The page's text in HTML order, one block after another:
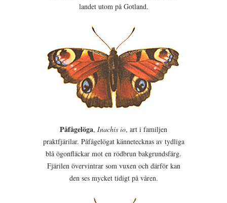
landet utom på Gotland.
Påfågelöga, Inachis io, art i familjen
praktfjärilar. Påfågelögat kännetecknas av tydliga
blå ögonfläckar mot en rödbrun bakgrundsfärg.
Fjärilen övervintrar som vuxen och därför kan
den ses mycket tidigt på våren.